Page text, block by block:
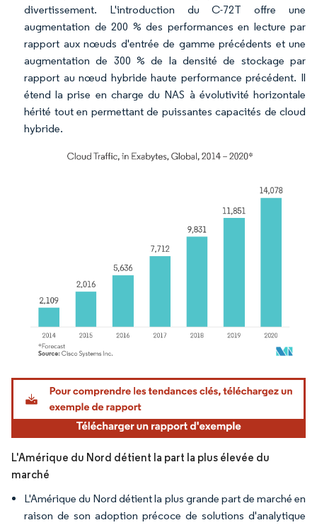
divertissement. L'introduction du C-72T offre une
augmentation de 200 % des performances en lecture par
rapport aux nœuds d'entrée de gamme précédents et une
augmentation de 300 % de la densité de stockage par
rapport au nœud hybride haute performance précédent. Il
étend la prise en charge du NAS à évolutivité horizontale
hérité tout en permettant de puissantes capacités de cloud
hybride.
Image © Mordor Intelligence. La réutilisation nécessite une attribution sous CC BY
L'Amérique du Nord détient la part la plus élevée du
marché
L'Amérique du Nord détient la plus grande part de marché en
raison de son adoption précoce de solutions d'analytique